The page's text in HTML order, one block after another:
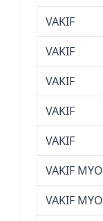
VAKIF
VAKIF
VAKIF
VAKIF
VAKIF
VAKIF MYO
VAKIF MYO